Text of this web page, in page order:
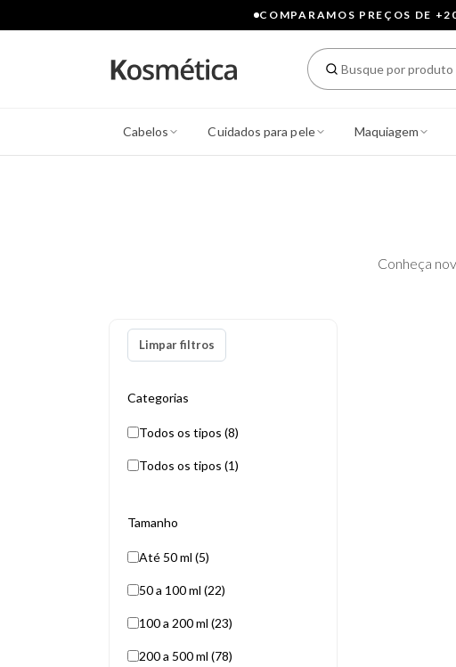
COMPARAMOS PREÇOS DE
Cabelos Cuidados para pele Maquiagem
Conheça
Limpar filtros
Categorias
Todos os tipos (8)
Todos os tipos (1)
Tamanho
Até 50 ml (5)
50 a 100 ml (22)
100 a 200 ml (23)
200 a 500 ml (78)